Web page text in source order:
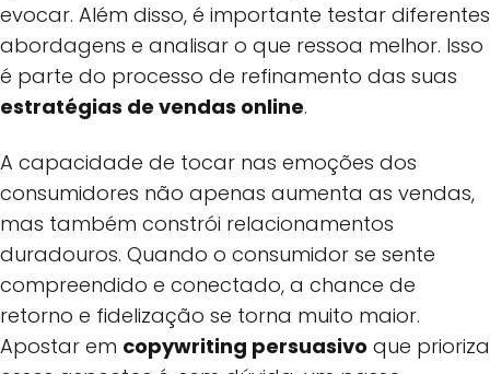
evocar. Além disso, é importante testar diferentes
abordagens e analisar o que ressoa melhor. Isso
é parte do processo de refinamento das suas
estratégias de vendas online.
A capacidade de tocar nas emoções dos
consumidores não apenas aumenta as vendas,
mas também constrói relacionamentos
duradouros. Quando o consumidor se sente
compreendido e conectado, a chance de
retorno e fidelização se torna muito maior.
Apostar em copywriting persuasivo que prioriza